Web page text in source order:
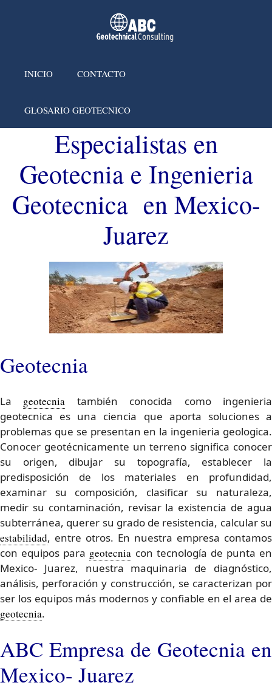
INICIO CONTACTO
GLOSARIO GEOTECNICO
Especialistas en
Geotecnia e Ingenieria
Geotecnica en Mexico-
Juarez
Geotecnia
La geotecnia también conocida como ingenieria
geotecnica es una ciencia que aporta soluciones a
problemas que se presentan en la ingenieria geologica.
Conocer geotécnicamente un terreno significa conocer
su origen, dibujar su topografía, establecer la
predisposición de los materiales en profundidad,
examinar su composición, clasificar su naturaleza,
medir su contaminación, revisar la existencia de agua
subterránea, querer su grado de resistencia, calcular su
estabilidad, entre otros. En nuestra empresa contamos
con equipos para geotecnia con tecnología de punta en
Mexico- Juarez, nuestra maquinaria de diagnóstico,
análisis, perforación y construcción, se caracterizan por
ser los equipos más modernos y confiable en el area de
geotecnia.
ABC Empresa de Geotecnia en
Mexico- Juarez